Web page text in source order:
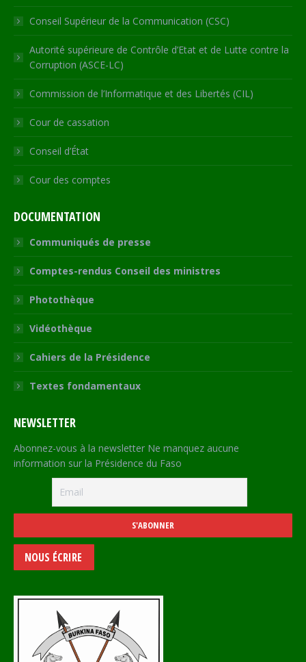
Conseil Supérieur de la Communication (CSC)
Autorité supérieure de Contrôle d’Etat et de Lutte contre la
Corruption (ASCE-LC)
Commission de l’Informatique et des Libertés (CIL)
Cour de cassation
Conseil d’État
Cour des comptes
DOCUMENTATION
Communiqués de presse
Comptes-rendus Conseil des ministres
Photothèque
Vidéothèque
Cahiers de la Présidence
Textes fondamentaux
NEWSLETTER
Abonnez-vous à la newsletter Ne manquez aucune
information sur la Présidence du Faso
NOUS ÉCRIRE